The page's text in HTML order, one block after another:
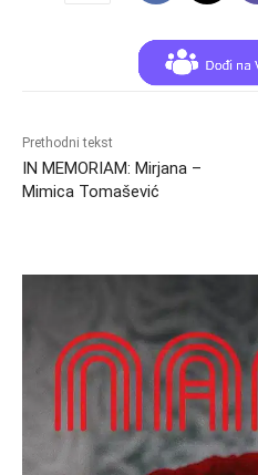
Prethodni tekst
IN MEMORIAM: Mirjana –
Mimica Tomašević